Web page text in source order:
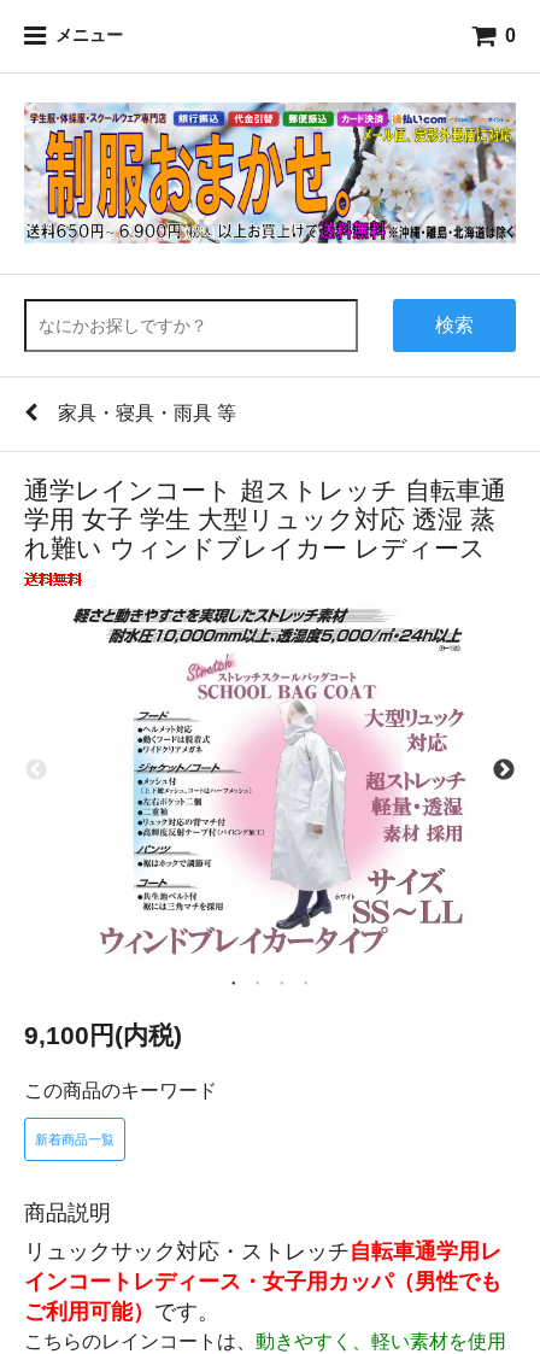
メニュー 0
検索
家具・寝具・雨具 等
通学レインコート 超ストレッチ 自転車通
学用 女子 学生 大型リュック対応 透湿 蒸
れ難い ウィンドブレイカー レディース
9,100円(内税)
この商品のキーワード
新着商品一覧
商品説明
リュックサック対応・ストレッチ自転車通学用レ
インコート レディース・女子用カッパ（男性でも
ご利用可能） です。
こちらのレインコートは、 動きやすく、軽い素材を使用